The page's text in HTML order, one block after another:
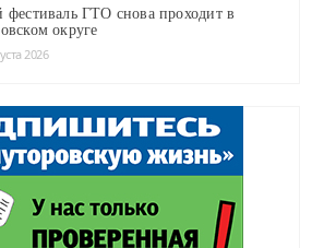
фестиваль ГТО снова проходит в
округе
2026